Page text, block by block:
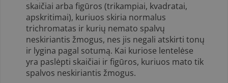
skaičiai arba figūros (trikampiai, kvadratai,
apskritimai), kuriuos skiria normalus
trichromatas ir kurių nemato spalvų
neskiriantis žmogus, nes jis negali atskirti tonų
ir lygina pagal sotumą. Kai kuriose lentelėse
yra paslėpti skaičiai ir figūros, kuriuos mato tik
spalvos neski­riantis žmogus.